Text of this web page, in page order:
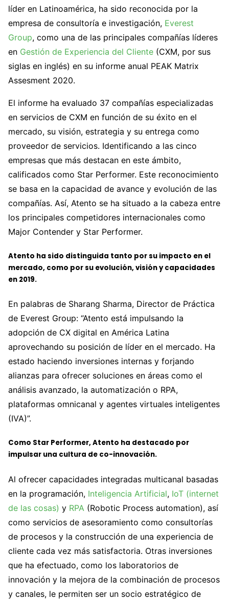
líder en Latinoamérica, ha sido reconocida por la
empresa de consultoría e investigación, Everest
Group, como una de las principales compañías líderes
en Gestión de Experiencia del Cliente (CXM, por sus
siglas en inglés) en su informe anual PEAK Matrix
Assesment 2020.
El informe ha evaluado 37 compañías especializadas
en servicios de CXM en función de su éxito en el
mercado, su visión, estrategia y su entrega como
proveedor de servicios. Identificando a las cinco
empresas que más destacan en este ámbito,
calificados como Star Performer. Este reconocimiento
se basa en la capacidad de avance y evolución de las
compañías. Así, Atento se ha situado a la cabeza entre
los principales competidores internacionales como
Major Contender y Star Performer.
Atento ha sido distinguida tanto por su impacto en el
mercado, como por su evolución, visión y capacidades
en 2019.
En palabras de Sharang Sharma, Director de Práctica
de Everest Group: “Atento está impulsando la
adopción de CX digital en América Latina
aprovechando su posición de líder en el mercado. Ha
estado haciendo inversiones internas y forjando
alianzas para ofrecer soluciones en áreas como el
análisis avanzado, la automatización o RPA,
plataformas omnicanal y agentes virtuales inteligentes
(IVA)”.
Como Star Performer, Atento ha destacado por
impulsar una cultura de co-innovación.
Al ofrecer capacidades integradas multicanal basadas
en la programación, Inteligencia Artificial, IoT (internet
de las cosas) y RPA (Robotic Process automation), así
como servicios de asesoramiento como consultorías
de procesos y la construcción de una experiencia de
cliente cada vez más satisfactoria. Otras inversiones
que ha efectuado, como los laboratorios de
innovación y la mejora de la combinación de procesos
y canales, le permiten ser un socio estratégico de